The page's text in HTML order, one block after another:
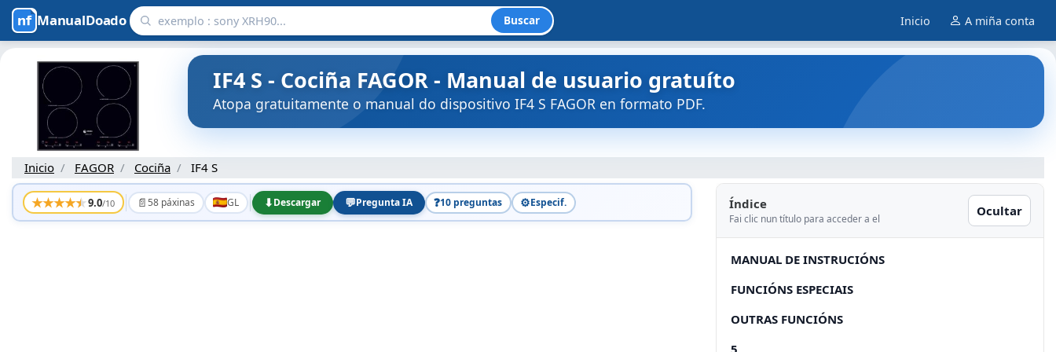
ManualDoado Buscar Inicio A miña conta
IF4 S - Cociña FAGOR - Manual de usuario gratuíto
Atopa gratuitamente o manual do dispositivo IF4 S FAGOR en formato PDF.
Inicio FAGOR Cociña IF4 S
★★★★★9.0/10 📄58 páxinas GL ⬇Descargar 💬Pregunta IA ❓10 preguntas ⚙️Especif. Índice
Fai clic nun título para acceder a el
Ocultar
MANUAL DE INSTRUCIÓNS
FUNCIÓNS ESPECIAIS
OUTRAS FUNCIÓNS